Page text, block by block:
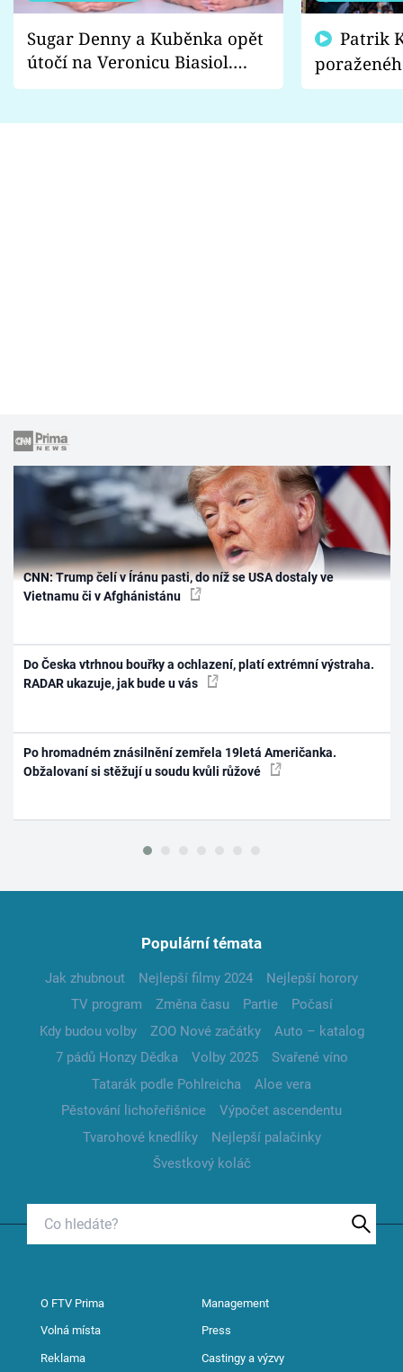
Sugar Denny a Kuběnka opět
útočí na Veronicu Biasiol.
Proč je podle nich falešná a
fanoušci
CNN: Trump čelí v Íránu pasti, do níž se USA dostaly ve
Vietnamu či v Afghánistánu
Do Česka vtrhnou bouřky a ochlazení, platí extrémní výstraha.
RADAR ukazuje, jak bude u vás
Po hromadném znásilnění zemřela 19letá Američanka.
Obžalovaní si stěžují u soudu kvůli růžové
Populární témata
Jak zhubnout Nejlepší filmy 2024
Nejlepší horory
TV program
Změna času Partie
Počasí
Kdy budou volby
ZOO Nové začátky
Auto – katalog
7 pádů Honzy Dědka
Volby 2025
Svařené víno
Tatarák podle Pohlreicha
Aloe vera
Pěstování lichořeřišnice
Výpočet ascendentu
Tvarohové knedlíky
Nejlepší palačinky
Švestkový koláč
O FTV Prima Management
Volná místa Press
Reklama Castingy a výzvy